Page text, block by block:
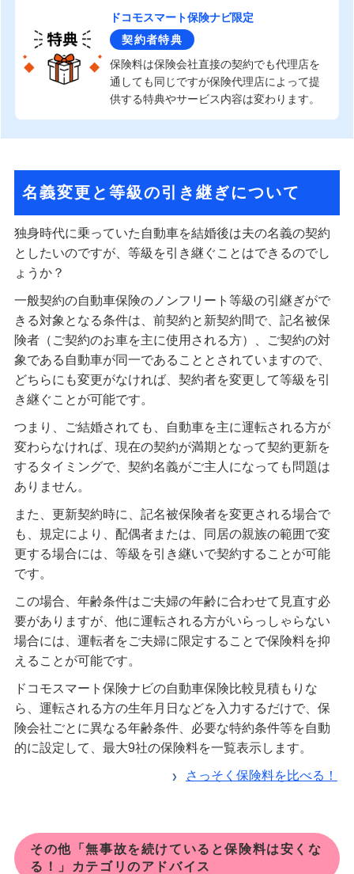
ドコモスマート保険ナビ限定
契約者特典
保険料は保険会社直接の契約でも代理店を
通しても同じですが保険代理店によって提
供する特典やサービス内容は変わります。
名義変更と等級の引き継ぎについて
独身時代に乗っていた自動車を結婚後は夫の名義の契約
としたいのですが、等級を引き継ぐことはできるのでし
ょうか？
一般契約の自動車保険のノンフリート等級の引継ぎがで
きる対象となる条件は、前契約と新契約間で、記名被保
険者（ご契約のお車を主に使用される方）、ご契約の対
象である自動車が同一であることとされていますので、
どちらにも変更がなければ、契約者を変更して等級を引
き継ぐことが可能です。
つまり、ご結婚されても、自動車を主に運転される方が
変わらなければ、現在の契約が満期となって契約更新を
するタイミングで、契約名義がご主人になっても問題は
ありません。
また、更新契約時に、記名被保険者を変更される場合で
も、規定により、配偶者または、同居の親族の範囲で変
更する場合には、等級を引き継いで契約することが可能
です。
この場合、年齢条件はご夫婦の年齢に合わせて見直す必
要がありますが、他に運転される方がいらっしゃらない
場合には、運転者をご夫婦に限定することで保険料を抑
えることが可能です。
ドコモスマート保険ナビの自動車保険比較見積もりな
ら、運転される方の生年月日などを入力するだけで、保
険会社ごとに異なる年齢条件、必要な特約条件等を自動
的に設定して、最大9社の保険料を一覧表示します。
さっそく保険料を比べる！
その他「無事故を続けていると保険料は安くな
る！」カテゴリのアドバイス